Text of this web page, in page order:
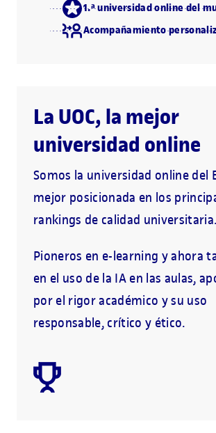
1.ª universidad online del
Acompañamiento
La UOC, la mejor
universidad online
Somos la universidad online del
mejor posicionada en los
rankings de calidad universitaria.
Pioneros en e-learning y ahora
en el uso de la IA en las aulas,
por el rigor académico y su uso
responsable, crítico y ético.